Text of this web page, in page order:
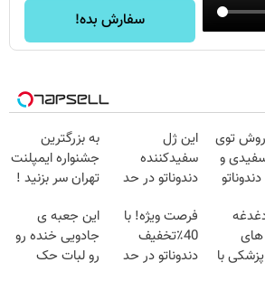
سفارش بده!
روش توی
و
این ژل
سفیدکننده
دندوناتو در حد
میکنه
(40%تخفیف)
به بزرگترین
جشنواره ایمپلنت
تهران سر بزنید !
میلیون !
های
با
فرصت ویژه! با
40٪تخفیف
دندوناتو در حد
این جعبه ی
جادویی خنده رو
رو لبات حک